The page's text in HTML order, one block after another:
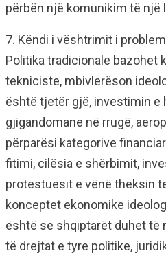
përbën një komunikim të një
7. Këndi i vështrimit i
Politika tradicionale bazohet
tekniciste, mbivlerëson
është tjetër gjë, investimin e
gjigandomane në rrugë,
përparësi kategorive
fitimi, cilësia e shërbimit,
protestuesit e vënë theksin
konceptet ekonomike
është se shqiptarët duhet të
të drejtat e tyre politike,